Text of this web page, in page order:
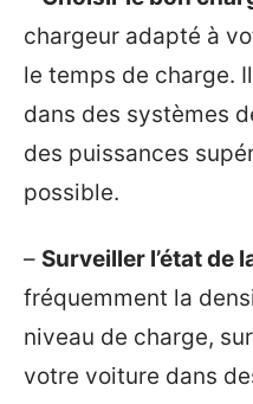
chargeur adapté à
le temps de charge.
dans des systèmes
des puissances
possible.
– Surveiller l’état de
fréquemment la
niveau de charge,
votre voiture dans